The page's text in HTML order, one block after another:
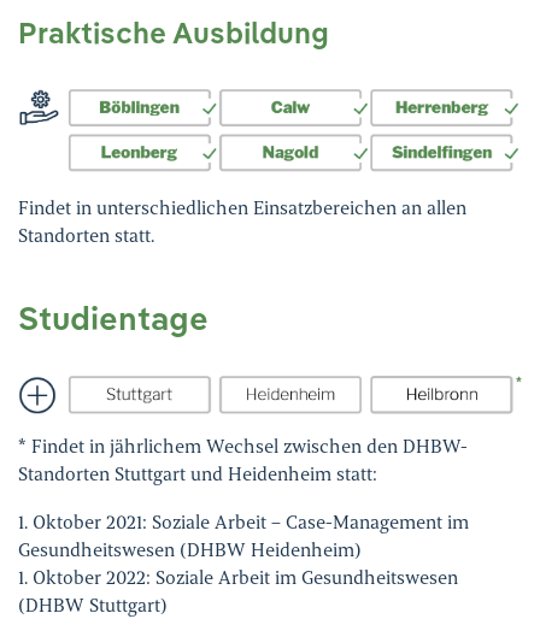
Praktische Ausbildung
Findet in unterschiedlichen Einsatzbereichen an allen
Standorten statt.
Studientage
* Findet in jährlichem Wechsel zwischen den DHBW-
Standorten Stuttgart und Heidenheim statt:
1. Oktober 2021: Soziale Arbeit – Case-Management im
Gesundheitswesen (DHBW Heidenheim)
1. Oktober 2022: Soziale Arbeit im Gesundheitswesen
(DHBW Stuttgart)